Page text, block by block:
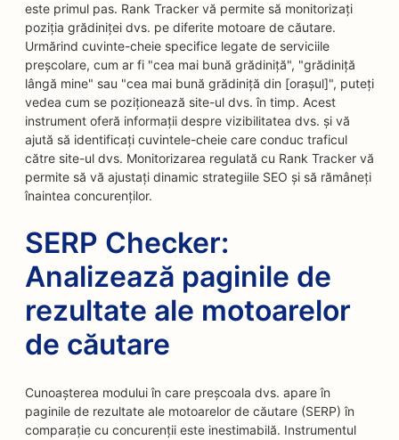
este primul pas. Rank Tracker vă permite să monitorizați
poziția grădiniței dvs. pe diferite motoare de căutare.
Urmărind cuvinte-cheie specifice legate de serviciile
preșcolare, cum ar fi "cea mai bună grădiniță", "grădiniță
lângă mine" sau "cea mai bună grădiniță din [orașul]", puteți
vedea cum se poziționează site-ul dvs. în timp. Acest
instrument oferă informații despre vizibilitatea dvs. și vă
ajută să identificați cuvintele-cheie care conduc traficul
către site-ul dvs. Monitorizarea regulată cu Rank Tracker vă
permite să vă ajustați dinamic strategiile SEO și să rămâneți
înaintea concurenților.
SERP Checker:
Analizează paginile de
rezultate ale motoarelor
de căutare
Cunoașterea modului în care preșcoala dvs. apare în
paginile de rezultate ale motoarelor de căutare (SERP) în
comparație cu concurenții este inestimabilă. Instrumentul